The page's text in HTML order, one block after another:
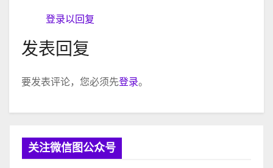
登录以回复
发表回复
要发表评论，您必须先登录。
关注微信图公众号